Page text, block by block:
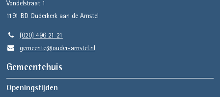
Vondelstraat 1
1191 BD Ouderkerk aan de Amstel
(020) 496 21 21
gemeente@ouder-amstel.nl
Gemeentehuis
Openingstijden